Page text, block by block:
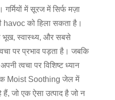
में सूरज में सिर्फ मज़ा
havoc को हिला सकता है।
भूख, स्वास्थ्य, और सबसे
पर प्रभाव पड़ता है। जबकि
त्वचा पर विशिष्ट ध्यान
Moist Soothing जेल में
जो एक ऐसा उत्पाद है जो न